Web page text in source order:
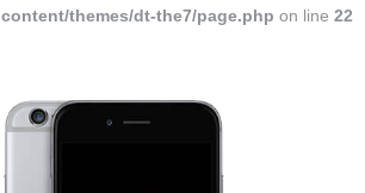
content/themes/dt-the7/page.php on line 22